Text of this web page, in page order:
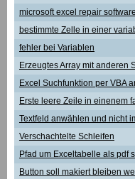
microsoft excel repair software
bestimmte Zelle in einer
fehler bei Variablen
Erzeugtes Array mit anderen
Excel Suchfunktion per VBA
Erste leere Zeile in einenem
Textfeld anwählen und nicht
Verschachtelte Schleifen
Pfad um Exceltabelle als pdf
Button soll makiert bleiben